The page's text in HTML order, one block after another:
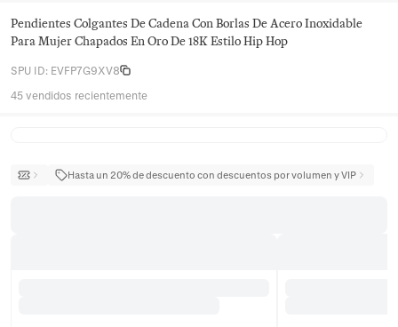
Pendientes Colgantes De Cadena Con Borlas De Acero Inoxidable
Para Mujer Chapados En Oro De 18K Estilo Hip Hop
SPU ID: EVFP7G9XV8
45 vendidos recientemente
Hasta un 20% de descuento con descuentos por volumen y VIP